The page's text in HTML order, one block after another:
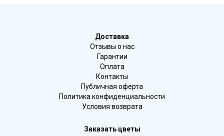
Доставка
Отзывы о нас
Гарантии
Оплата
Контакты
Публичная оферта
Политика конфиденциальности
Условия возврата
Заказать цветы